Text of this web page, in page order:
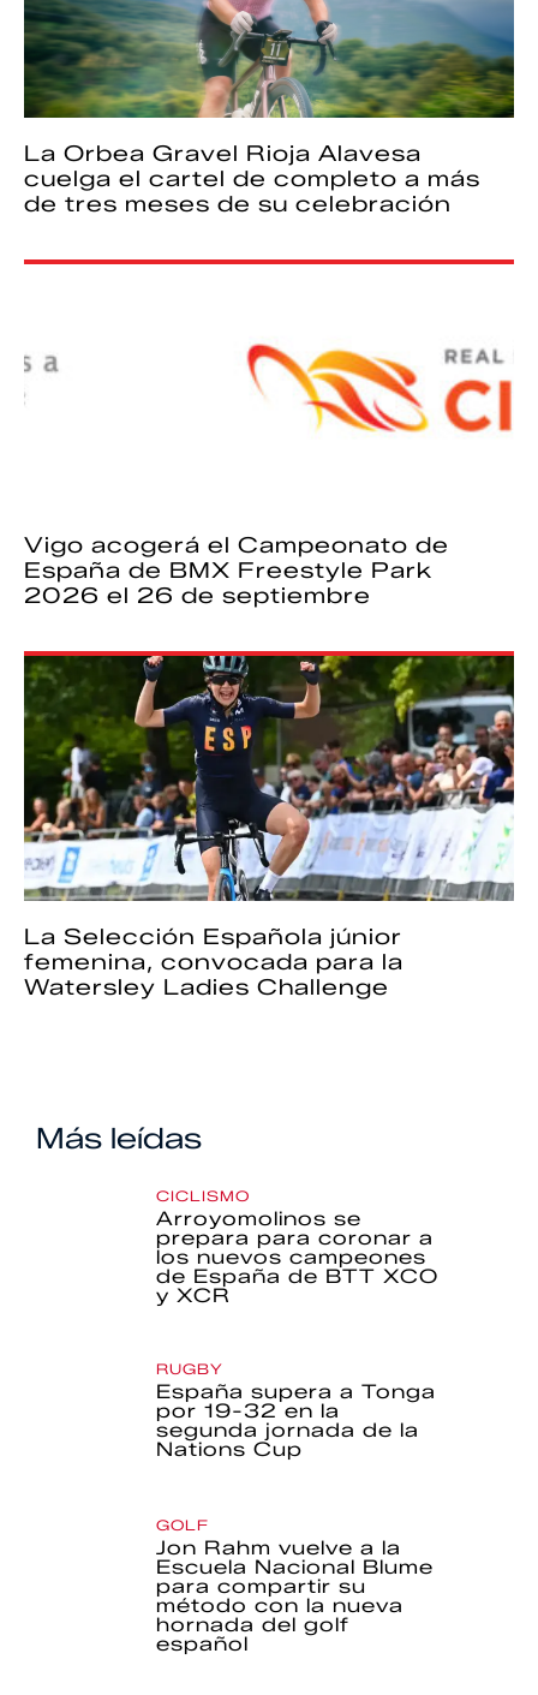
La Orbea Gravel Rioja Alavesa
cuelga el cartel de completo a más
de tres meses de su celebración
Vigo acogerá el Campeonato de
España de BMX Freestyle Park
2026 el 26 de septiembre
La Selección Española júnior
femenina, convocada para la
Watersley Ladies Challenge
Más leídas
CICLISMO
Arroyomolinos se
prepara para coronar a
los nuevos campeones
de España de BTT XCO
y XCR
RUGBY
España supera a Tonga
por 19-32 en la
segunda jornada de la
Nations Cup
GOLF
Jon Rahm vuelve a la
Escuela Nacional Blume
para compartir su
método con la nueva
hornada del golf
español